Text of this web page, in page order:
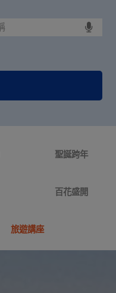
聖誕跨年
百花盛開
旅遊講座